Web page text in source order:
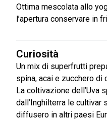
Ottima mescolata allo
l’apertura conservare in
Curiosità
Un mix di superfrutti
spina, acai e zucchero di
La coltivazione dell’Uva
dall’Inghilterra le
diffusero in altri paesi